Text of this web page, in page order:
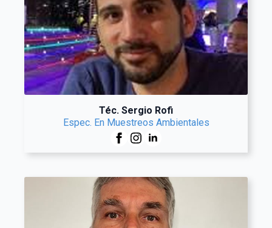
Téc. Sergio Rofi
Espec. En Muestreos Ambientales